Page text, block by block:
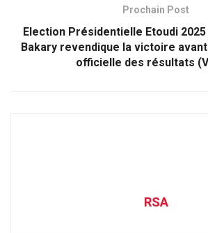
Prochain Post
Election Présidentielle Etoudi
Bakary revendique la victoire
officielle des résultats
RSA